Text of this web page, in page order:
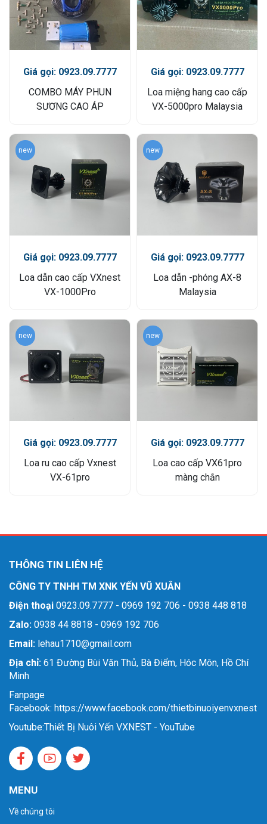
Giá gọi: 0923.09.7777
COMBO MÁY PHUN
SƯƠNG CAO ÁP
Giá gọi: 0923.09.7777
Loa miệng hang cao cấp
VX-5000pro Malaysia
new
Giá gọi: 0923.09.7777
Loa dẫn cao cấp VXnest
VX-1000Pro
new
Giá gọi: 0923.09.7777
Loa dẫn -phóng AX-8
Malaysia
new
Giá gọi: 0923.09.7777
Loa ru cao cấp Vxnest
VX-61pro
new
Giá gọi: 0923.09.7777
Loa cao cấp VX61pro
màng chắn
THÔNG TIN LIÊN HỆ
CÔNG TY TNHH TM XNK YẾN VŨ XUÂN
Điện thoại 0923.09.7777 - 0969 192 706 - 0938 448 818
Zalo: 0938 44 8818 - 0969 192 706
Email: lehau1710@gmail.com
Địa chỉ: 61 Đường Bùi Văn Thủ, Bà Điểm, Hóc Môn, Hồ Chí
Minh
Fanpage
Facebook: https://www.facebook.com/thietbinuoiyenvxnest
Youtube:Thiết Bị Nuôi Yến VXNEST - YouTube
MENU
Về chúng tôi